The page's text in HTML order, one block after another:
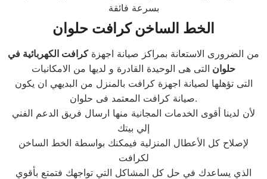
بسرعة فائقة
الخط الساخن كرافت حلوان
من الضرورى الاستعانة بمراكز صيانة اجهزةكرافت الكهربائية في
حلوان التى هى الوحيدة القادرة و لديها من الامكانيات
التى تؤهلها لصيانة اجهزة كرافت بالمنزل من البديهي ان يكون
صيانة كرافت المعتمد فى حلوان.
لأن لدينا أقوى الخدمات المجانية منها ارسال فريق الدعم الفني
إلي بيتك
لإصلاح كل الأعطال المنزلية فيمكنك بواسطة الخط الساخن
لكرافت
الذي يساعدك في حل كل المشاكل التي تواجهك فتمتع بأقوي